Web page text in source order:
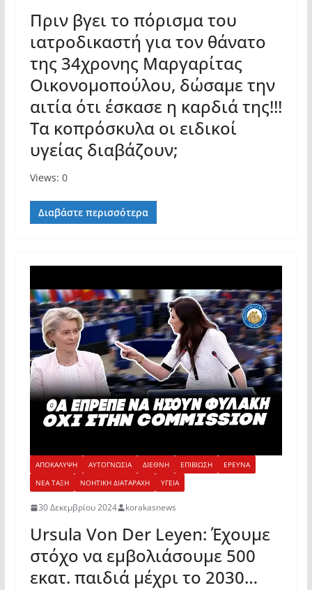
Πριν βγει το πόρισμα του
ιατροδικαστή για τον θάνατο
της 34χρονης Μαργαρίτας
Οικονομοπούλου, δώσαμε την
αιτία ότι έσκασε η καρδιά της!!!
Τα κοπρόσκυλα οι ειδικοί
υγείας διαβάζουν;
Views: 0
Διαβάστε περισσότερα
ΑΠΟΚΑΛΥΨΗ ΑΥΤΟΓΝΩΣΙΑ ΔΙΕΘΝΗ ΕΠΙΒΙΩΣΗ
ΕΡΕΥΝΑ
ΝΕΑ ΤΑΞΗ
ΝΟΗΤΙΚΗ ΔΙΑΤΑΡΑΧΗ ΥΓΕΙΑ
30 Δεκεμβρίου 2024 korakasnews
Ursula Von Der Leyen: Έχουμε
στόχο να εμβολιάσουμε 500
εκατ. παιδιά μέχρι το 2030…